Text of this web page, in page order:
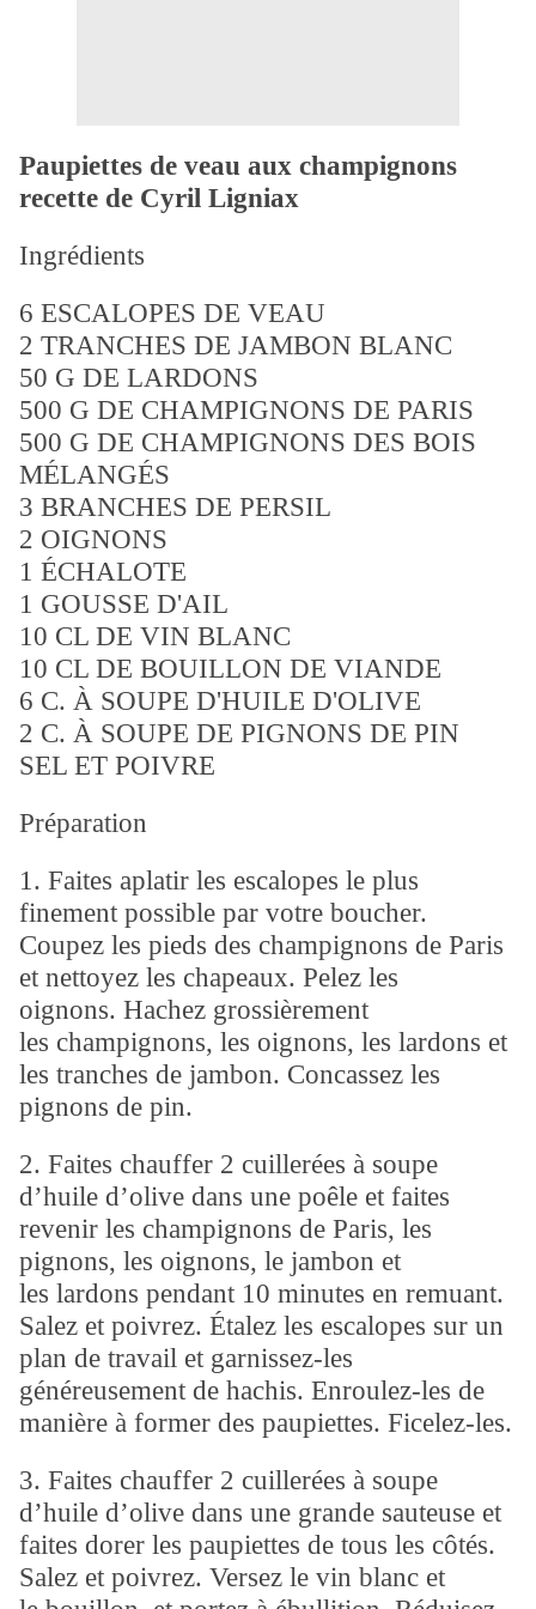
Paupiettes de veau aux champignons
recette de Cyril Ligniax
Ingrédients
6 ESCALOPES DE VEAU
2 TRANCHES DE JAMBON BLANC
50 G DE LARDONS
500 G DE CHAMPIGNONS DE PARIS
500 G DE CHAMPIGNONS DES BOIS
MÉLANGÉS
3 BRANCHES DE PERSIL
2 OIGNONS
1 ÉCHALOTE
1 GOUSSE D'AIL
10 CL DE VIN BLANC
10 CL DE BOUILLON DE VIANDE
6 C. À SOUPE D'HUILE D'OLIVE
2 C. À SOUPE DE PIGNONS DE PIN
SEL ET POIVRE
Préparation
1. Faites aplatir les escalopes le plus
finement possible par votre boucher.
Coupez les pieds des champignons de Paris
et nettoyez les chapeaux. Pelez les
oignons. Hachez grossièrement
les champignons, les oignons, les lardons et
les tranches de jambon. Concassez les
pignons de pin.
2. Faites chauffer 2 cuillerées à soupe
d’huile d’olive dans une poêle et faites
revenir les champignons de Paris, les
pignons, les oignons, le jambon et
les lardons pendant 10 minutes en remuant.
Salez et poivrez. Étalez les escalopes sur un
plan de travail et garnissez-les
généreusement de hachis. Enroulez-les de
manière à former des paupiettes. Ficelez-les.
3. Faites chauffer 2 cuillerées à soupe
d’huile d’olive dans une grande sauteuse et
faites dorer les paupiettes de tous les côtés.
Salez et poivrez. Versez le vin blanc et